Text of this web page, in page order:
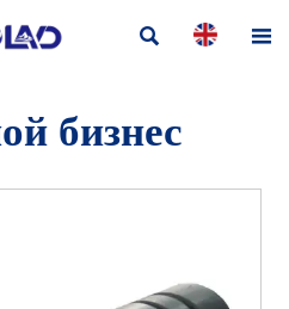
 
бизнес